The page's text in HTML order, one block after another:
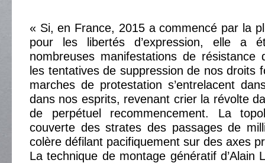
« Si, en France, 2015 a commencé par la
pour les libertés d’expression, elle a
nombreuses manifestations de résistance
les tentatives de suppression de nos droits
marches de protestation s’entrelacent
dans nos esprits, revenant crier la révolte
de perpétuel recommencement. La
couverte des strates des passages de
colère défilant pacifiquement sur des axes
La technique de montage génératif d’Alain